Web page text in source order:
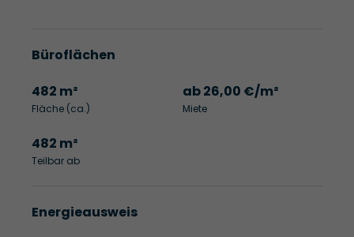
Büroflächen
482 m²
Fläche (ca.)
ab 26,00 €/m²
Miete
482 m²
Teilbar ab
Energieausweis